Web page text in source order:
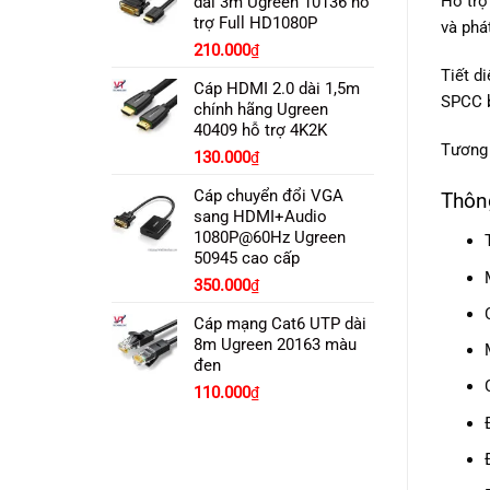
2.800.000₫.là:
2.690.000₫.
trợ Full HD1080P
210.000₫
Cáp HDMI 2.0 dài 1,5m
chính hãng Ugreen
40409 hỗ trợ 4K2K
130.000₫
Cáp chuyển đổi VGA
sang HDMI+Audio
1080P@60Hz Ugreen
50945 cao cấp
350.000₫
Cáp mạng Cat6 UTP dài
8m Ugreen 20163 màu
đen
110.000₫
và
Tiết
SPCC